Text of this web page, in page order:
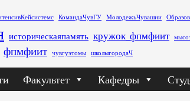
КомандаЧувГУ МолодежьЧувашии
историческаяпамять кружок_фпмфиит
фпмфиит чувгуэтомы школыгородаЧ
Факультет Кафедры